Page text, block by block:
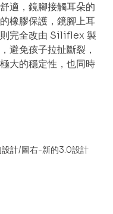
適，鏡腳接觸耳朵的
橡膠保護，鏡腳上耳
完全改由 Siliflex 製
避免孩子拉扯斷裂，
大的穩定性，也同時
計/圖右-新的3.0設計